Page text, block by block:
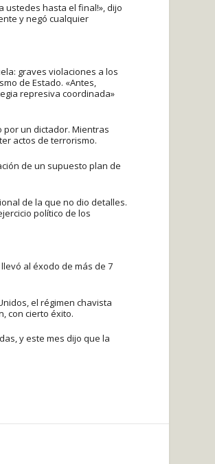
ustedes hasta el final!», dijo
y negó cualquier
graves violaciones a los
de Estado. «Antes,
represiva coordinada»
por un dictador. Mientras
actos de terrorismo.
de un supuesto plan de
de la que no dio detalles.
político de los
al éxodo de más de 7
el régimen chavista
con cierto éxito.
y este mes dijo que la